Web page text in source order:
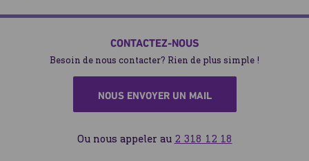
CONTACTEZ-NOUS
Besoin de nous contacter? Rien de plus simple !
NOUS ENVOYER UN MAIL
Ou nous appeler au 2 318 12 18